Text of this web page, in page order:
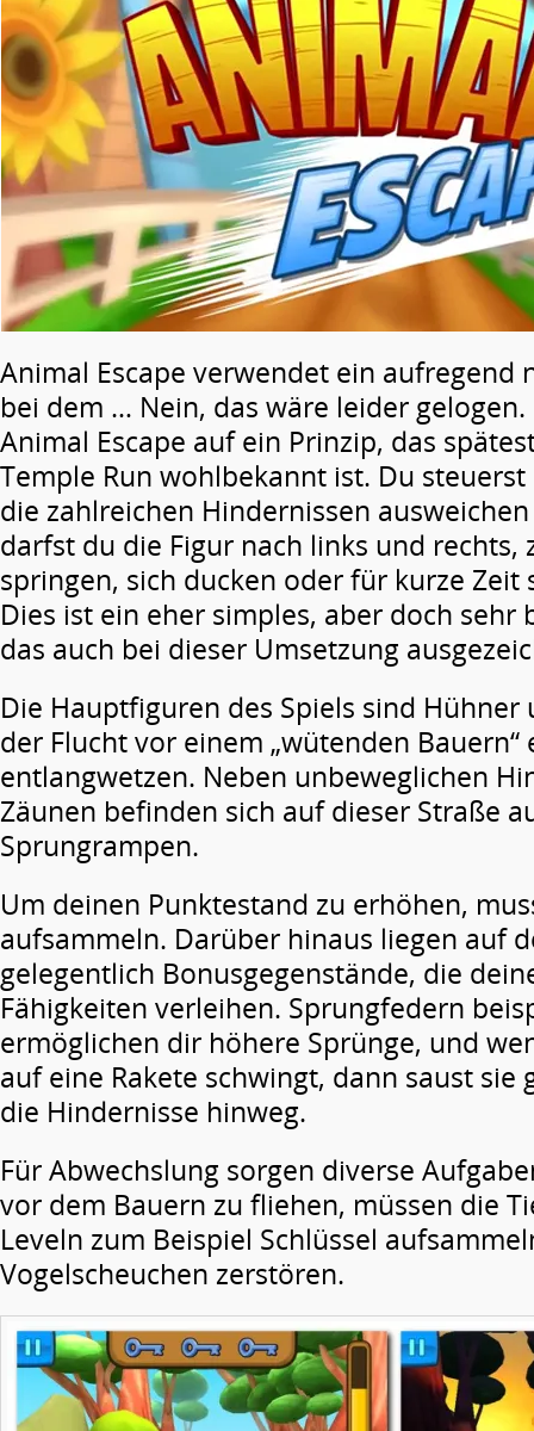
Animal Escape verwendet ein aufregend
bei dem … Nein, das wäre leider
Animal Escape auf ein Prinzip, das
Temple Run wohlbekannt ist. Du
die zahlreichen Hindernissen
darfst du die Figur nach links und rechts,
springen, sich ducken oder für kurze Zeit
Dies ist ein eher simples, aber doch sehr
das auch bei dieser Umsetzung
Die Hauptfiguren des Spiels sind Hühner
der Flucht vor einem „wütenden Bauern“
entlangwetzen. Neben unbeweglichen
Zäunen befinden sich auf dieser Straße
Sprungrampen.
Um deinen Punktestand zu erhöhen,
aufsammeln. Darüber hinaus liegen auf
gelegentlich Bonusgegenstände, die
Fähigkeiten verleihen. Sprungfedern
ermöglichen dir höhere Sprünge, und
auf eine Rakete schwingt, dann saust sie
die Hindernisse hinweg.
Für Abwechslung sorgen diverse
vor dem Bauern zu fliehen, müssen die
Leveln zum Beispiel Schlüssel
Vogelscheuchen zerstören.